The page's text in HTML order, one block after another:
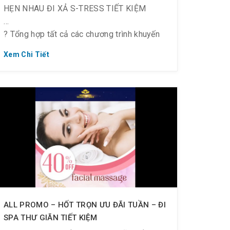
giá 335K cho NỮ trên 1.2m
⛱ Checkin từ 12h ~ 17h ? Tặng 2 voucher
HẸN NHAU ĐI XẢ S-TRESS TIẾT KIỆM
? Tổng hợp tất cả các chương trình khuyến
“CẢM ƠN BỐ” – CÙNG BỐ ĐI SPA XẢ S-
? Off 49% Chỉ Còn 170K/ người (Giá gốc
? Cho tất cả khách hàng là NAM trên 1.2m
⏰ Check-in sau 17:00 vào các ngày từ
24/11 ~ 28/11/2019
Xem Chi Tiết
ALL PROMO – HỐT TRỌN ƯU ĐÃI TUẦN – ĐI
SPA THƯ GIÃN TIẾT KIỆM